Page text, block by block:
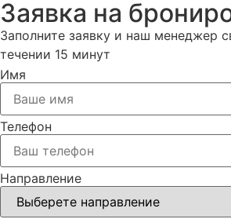
Заявка на
Заполните заявку и наш менеджер
течении 15 минут
Имя
Телефон
Направление